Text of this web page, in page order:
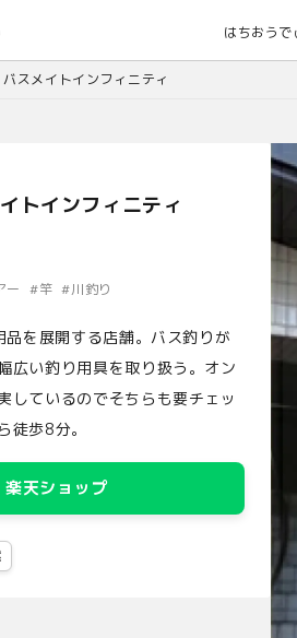
はちおうで
バスメイトインフィニティ
トインフィニティ
ー #竿 #川釣り
を展開する店舗。バス釣りが
広い釣り用具を取り扱う。オン
しているのでそちらも要チェッ
徒歩8分。
楽天ショップ